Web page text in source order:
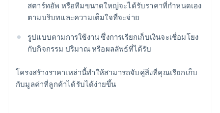
สตาร์ทอัพ หรือทีมขนาดใหญ่จะได้รับราคาที่กำหนดเอง
ตามบริบทและความเต็มใจที่จะจ่าย
รูปแบบตามการใช้งาน ซึ่งการเรียกเก็บเงินจะเชื่อมโยง
กับกิจกรรม ปริมาณ หรือผลลัพธ์ที่ได้รับ
โครงสร้างราคาเหล่านี้ทำให้สามารถจับคู่สิ่งที่คุณเรียกเก็บ
กับมูลค่าที่ลูกค้าได้รับได้ง่ายขึ้น